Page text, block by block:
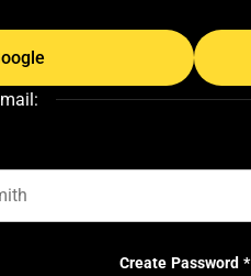
Create Password *